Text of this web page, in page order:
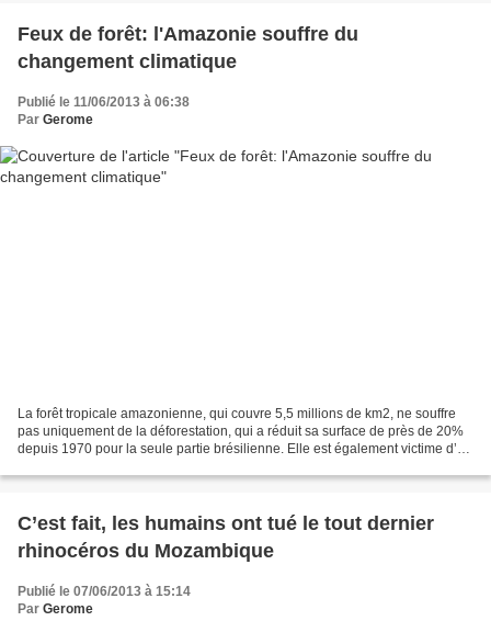
Feux de forêt: l'Amazonie souffre du
changement climatique
Publié le 11/06/2013 à 06:38
Par Gerome
La forêt tropicale amazonienne, qui couvre 5,5 millions de km2, ne souffre
pas uniquement de la déforestation, qui a réduit sa surface de près de 20%
depuis 1970 pour la seule partie brésilienne. Elle est également victime d’un
C’est fait, les humains ont tué le tout dernier
rhinocéros du Mozambique
Publié le 07/06/2013 à 15:14
Par Gerome